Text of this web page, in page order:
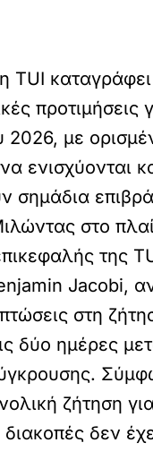
TUI
προτιμήσεις
2026, με
ενισχύονται
σημάδια
στο
της
Jacobi,
στη
δύο ημέρες
ζήτηση
δεν